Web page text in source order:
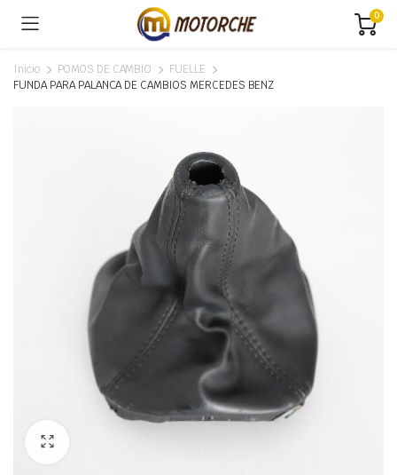
0
Inicio POMOS DE CAMBIO
FUELLE
FUNDA PARA PALANCA DE CAMBIOS MERCEDES BENZ